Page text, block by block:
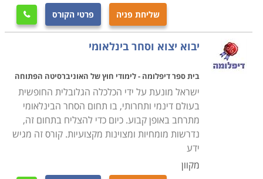
כדוגמה לכך, אם פעם התקיימו למשל בארצנו חקלאות
נרחבת ותעשיית טקסטיל משגשגת, הרי שכיום קל ופשוט
יותר לרכוש ולייבא בזול מוצרים חקלאיים ממדינות בהן
משאבי הקרקע והמים שופעים וזמינים יותר מאשר אצלנו.
גם את הבגדים אולי אפשר עדיין לעצב בארץ, אבל את
מלאכת התפירה והייצור כלכלי יותר לבצע במדינות בהן כוח
האדם זול יותר, ויבטיח מוצרים בעלות אטרקטיבית יותר
ללקוח. בכלכלה הישנה אמנם התקיימו תנאים אלו גם פעם,
אלא שמכסים מקומיים שימשו להגנת התוצרת המקומית
והכלכלה המתוכננת. כיום חתומה המדינה על שלל הסכמים
שליחת פניה פרטי הקורס 
יבוא יצוא וסחר בינלאומי
בית ספר דיפלומה - לימודי חוץ של האוניברסיטה הפתוחה
ישראל מונעת על ידי הכלכלה הגלובלית החופשית
בעולם דינמי ותחרותי, בו תחום הסחר הבינלאומי
מתרחב באופן קבוע. כיום כדי להצליח בתחום זה,
נדרשות מומחיות ומצוינות מקצועיות. קורס זה מגיש
ידע
מקוון